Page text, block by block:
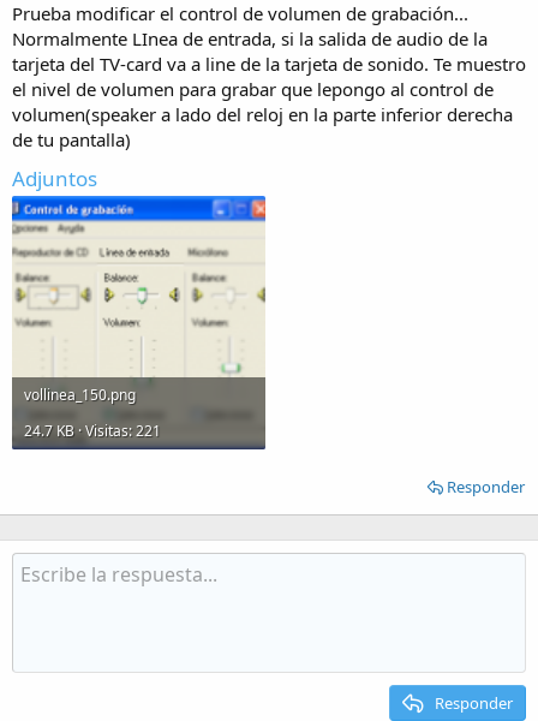
Prueba modificar el control de volumen de grabación...
Normalmente LInea de entrada, si la salida de audio de la
tarjeta del TV-card va a line de la tarjeta de sonido. Te muestro
el nivel de volumen para grabar que lepongo al control de
volumen(speaker a lado del reloj en la parte inferior derecha
de tu pantalla)
Adjuntos
vollinea_150.png
24.7 KB · Visitas: 221
Responder
Responder